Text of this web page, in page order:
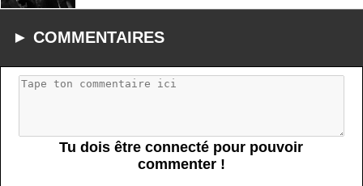
► COMMENTAIRES
Tu dois être connecté pour pouvoir
commenter !